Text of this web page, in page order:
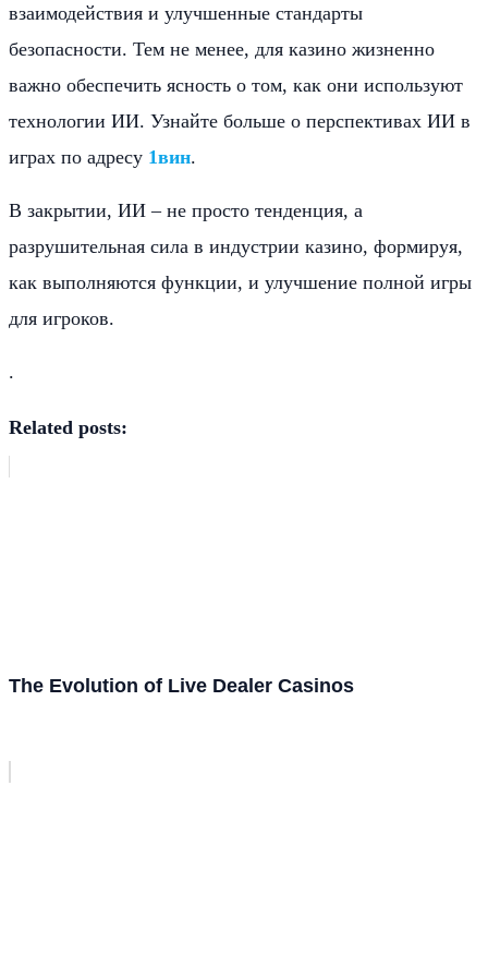
взаимодействия и улучшенные стандарты
безопасности. Тем не менее, для казино жизненно
важно обеспечить ясность о том, как они используют
технологии ИИ. Узнайте больше о перспективах ИИ в
играх по адресу 1вин.
В закрытии, ИИ – не просто тенденция, а
разрушительная сила в индустрии казино, формируя,
как выполняются функции, и улучшение полной игры
для игроков.
.
Related posts:
The Evolution of Live Dealer Casinos